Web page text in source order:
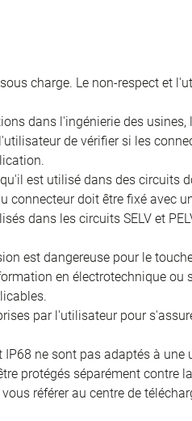
charge. Le non-respect et
dans l'ingénierie des usines,
de vérifier si les
est utilisé dans des circuits
connecteur doit être fixé avec
dans les circuits SELV et
est dangereuse pour le
en électrotechnique ou
par l'utilisateur pour
ne sont pas adaptés à
protégés séparément contre
référer au centre de